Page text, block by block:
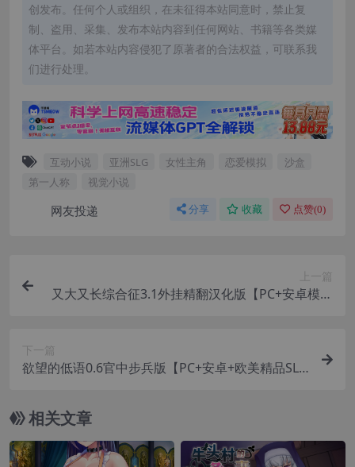
创发布。任何个人或组织，在未征得本站同意时，禁止复
制、盗用、采集、发布本站内容到任何网站、书籍等各类媒
体平台。如若本站内容侵犯了原著者的合法权益，可联系我
们进行处理。
互动小说 亚洲SLG 女性主角 恋爱模拟
沙盒
第一人称
视觉小说
网友投递 分享 收藏 点赞(0)
上一篇
又大又长综合征3.1外挂精翻汉化版【PC+安卓模拟
下一篇
欲望的低语0.6官中步兵版【PC+安卓+欧美精品SL
【6.19G】
相关文章